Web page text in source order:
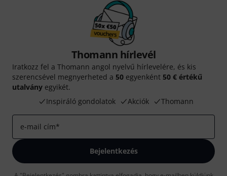
Thomann hírlevél
Iratkozz fel a Thomann angol nyelvű hírlevelére, és kis
szerencsével megnyerheted a 50 egyenként 50 € értékű
utalvány egyikét.
Inspiráló gondolatok
Akciók Thomann
e-mail cím*
Bejelentkezés